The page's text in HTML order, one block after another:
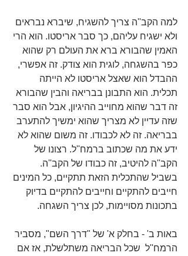
למה הקב''ה צריך להשגיח, שיברא נבראים
ולא ישגיח עליהם, כך סבר אריסטו. הוא הרי
האמין שהבורא ברא את העולם רק שהוא
כפר בהשגחה, לוגית הוא צודק. זה אפשרי,
ההבדל הוא שאצל אריסטו לא הייתה
תכלית. הוא התבונן בבריאה והבין שהבורא
זה דבר שהוא מחוייב ההיגיון, אבל הוא סבר
שזה עדיין לא מצריך שהוא ימשיך להתערב
בבריאה. זה לא לכבודו. זה משום שהוא לא
ידע את מה שכתוב ברמח''ל. רצונו של
הקב''ה להיטיב, זה כבודו של הקב''ה.
בשביל שהתכלית הזאת תתקיים, כל המינים
חייבים להתקיים וחייבים להתקיים בדיוק
בתכונות מסויימות, לכן צריך השגחה.
באות ב' - בחלק א' של "דרך השם", מסביר
הרמח''ל  שכל הבריאה משתלשלת, אז אם